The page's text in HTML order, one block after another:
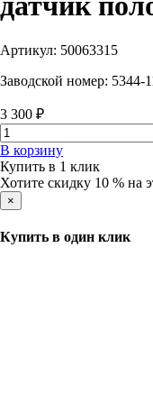
Артикул: 50063315
Заводской номер: 5344-
3 300 ₽
В корзину
Купить в 1 клик
Хотите скидку 10 % на
×
Купить в один клик